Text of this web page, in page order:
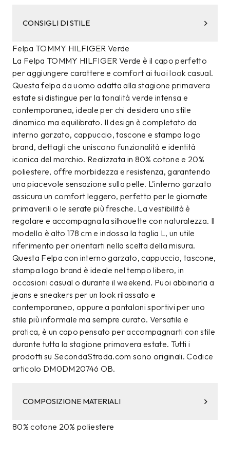
CONSIGLI DI STILE
Felpa TOMMY HILFIGER Verde
La Felpa TOMMY HILFIGER Verde è il capo perfetto
per aggiungere carattere e comfort ai tuoi look casual.
Questa felpa da uomo adatta alla stagione primavera
estate si distingue per la tonalità verde intensa e
contemporanea, ideale per chi desidera uno stile
dinamico ma equilibrato. Il design è completato da
interno garzato, cappuccio, tascone e stampa logo
brand, dettagli che uniscono funzionalità e identità
iconica del marchio. Realizzata in 80% cotone e 20%
poliestere, offre morbidezza e resistenza, garantendo
una piacevole sensazione sulla pelle. L’interno garzato
assicura un comfort leggero, perfetto per le giornate
primaverili o le serate più fresche. La vestibilità è
regolare e accompagna la silhouette con naturalezza. Il
modello è alto 178 cm e indossa la taglia L, un utile
riferimento per orientarti nella scelta della misura.
Questa Felpa con interno garzato, cappuccio, tascone,
stampa logo brand è ideale nel tempo libero, in
occasioni casual o durante il weekend. Puoi abbinarla a
jeans e sneakers per un look rilassato e
contemporaneo, oppure a pantaloni sportivi per uno
stile più informale ma sempre curato. Versatile e
pratica, è un capo pensato per accompagnarti con stile
durante tutta la stagione primavera estate. Tutti i
prodotti su SecondaStrada.com sono originali. Codice
articolo DM0DM20746 OB.
COMPOSIZIONE MATERIALI
80% cotone 20% poliestere